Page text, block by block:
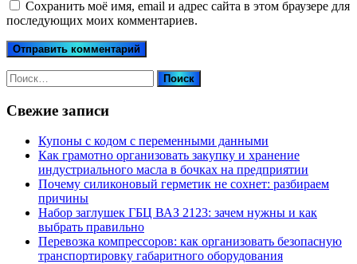
Сохранить моё имя, email и адрес сайта в этом браузере для
последующих моих комментариев.
Найти:
Свежие записи
Купоны c кодом с переменными данными
Как грамотно организовать закупку и хранение
индустриального масла в бочках на предприятии
Почему силиконовый герметик не сохнет: разбираем
причины
Набор заглушек ГБЦ ВАЗ 2123: зачем нужны и как
выбрать правильно
Перевозка компрессоров: как организовать безопасную
транспортировку габаритного оборудования